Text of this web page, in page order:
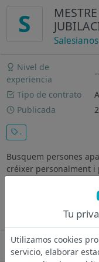
S
Nivel de
experiencia
Tipo de contrato
Publicada
.
Busquem persones
créixer personalment
alegre, profund,
docent. Hores de
Tu
Utilizamos cookies
servicio, elaborar